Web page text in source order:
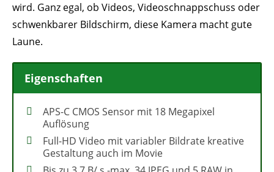
wird. Ganz egal, ob Videos, Videoschnappschuss oder
schwenkbarer Bildschirm, diese Kamera macht gute
Laune.
Eigenschaften
APS-C CMOS Sensor mit 18 Megapixel
Auflösung
Full-HD Video mit variabler Bildrate kreative
Gestaltung auch im Movie